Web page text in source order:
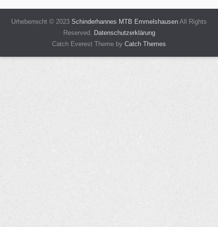
Urheberrecht © 2023 Schinderhannes MTB Emmelshausen All Rights
Reserved. Datenschutzerklärung
Catch Everest Theme by Catch Themes